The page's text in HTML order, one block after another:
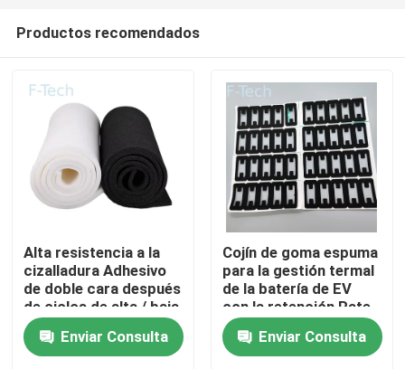
En casa
Productos recomendados
Alta resistencia a la
cizalladura Adhesivo
de doble cara después
de ciclos de alta / baja
temperatura de -30 °
C ASTM D1002
Protección de la
Enviar Consulta
Cojín de goma espuma
para la gestión termal
de la batería de EV
con la retención Rate
Meeting GB/T1685-
2008 de la tensión de
la curva de la
Enviar Consulta